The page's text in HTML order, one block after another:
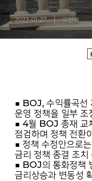
2023-01-27 오현희
■ BOJ, 수익률곡선
운영 정책을 일부 조
■ 4월 BOJ 총재 교
점검하며 정책 전환
■ 정책 수정안으로
금리 정책 종결 조치
■ BOJ의 통화정책
금리상승과 변동성